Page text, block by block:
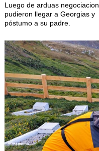
Luego de arduas
pudieron llegar a Georgias
póstumo a su padre.